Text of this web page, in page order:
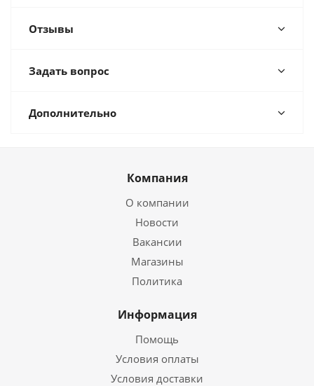
Отзывы
Задать вопрос
Дополнительно
Компания
О компании
Новости
Вакансии
Магазины
Политика
Информация
Помощь
Условия оплаты
Условия доставки